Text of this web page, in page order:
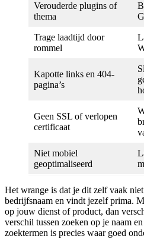
Verouderde plugins of
thema
Trage laadtijd door
rommel
Kapotte links en 404-
pagina’s
Geen SSL of verlopen
certificaat
Niet mobiel
geoptimaliseerd
Het wrange is dat je dit zelf vaak
bedrijfsnaam en vindt jezelf prima.
op jouw dienst of product, dan
verschil tussen zoeken op je naam
zoektermen is precies waar goed